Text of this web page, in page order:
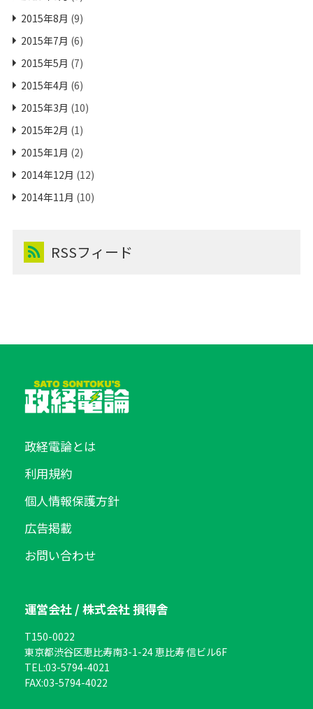
2015年8月 (9)
2015年7月 (6)
2015年5月 (7)
2015年4月 (6)
2015年3月 (10)
2015年2月 (1)
2015年1月 (2)
2014年12月 (12)
2014年11月 (10)
RSSフィード
運営会社 / 株式会社 損得舎
T150-0022
東京都渋谷区恵比寿南3-1-24 恵比寿 信ビル6F
TEL:03-5794-4021
FAX:03-5794-4022
政経電論とは
利用規約
個人情報保護方針
広告掲載
お問い合わせ